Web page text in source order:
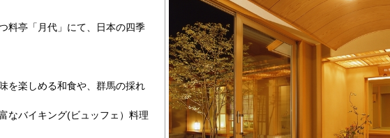
料亭「月代」にて、日本の四季
を楽しめる和食や、群馬の採れ
なバイキング(ビュッフェ）料理